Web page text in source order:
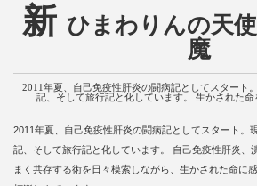
新 ひまわりんの天
魔
2011年夏、自己免疫性肝炎の闘病記としてスタート
記、そして旅行記と化しています。 生かされた命
2011年夏、自己免疫性肝炎の闘病記としてスタート。
記、そして旅行記と化しています。 自己免疫性肝炎、
まく共存する術を日々模索しながら、生かされた命に